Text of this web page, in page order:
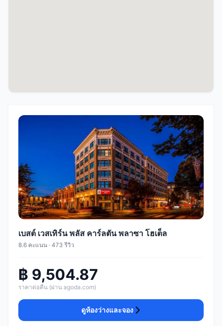
เบสต์ เวสเทิร์น พลัส คาร์ลตัน พลาซา โฮเต็ล
8.6 คะแนน · 473 รีวิว
฿ 9,504.87
ราคาต่อคืน (ผ่าน agoda.com)
ดูห้องว่างและจอง